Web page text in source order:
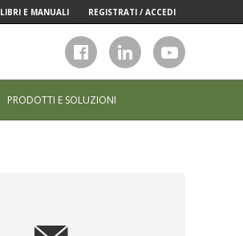
LIBRI E MANUALI REGISTRATI / ACCEDI
PRODOTTI E SOLUZIONI